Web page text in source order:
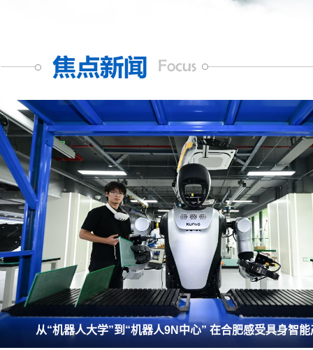
从“机器人大学”到“机器人9N中心” 在合肥感受具身智